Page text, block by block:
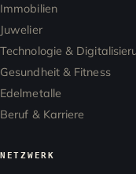
Immobilien
Juwelier
Technologie &
Gesundheit & Fitness
Edelmetalle
Beruf & Karriere
NETZWERK